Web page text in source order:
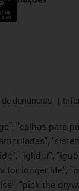
denúncias
"calhas para
"iglidur",
longer life",
"pick the